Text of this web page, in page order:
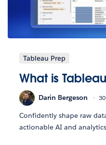
Tableau Prep
What is
Darin Bergeson
Confidently shape raw
actionable AI and